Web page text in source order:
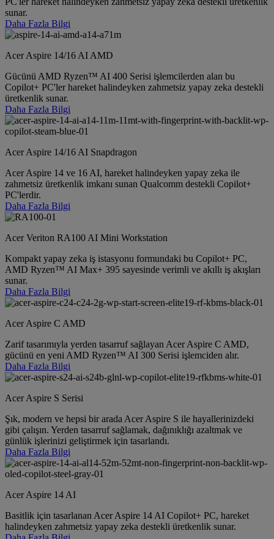
sunar.
Daha Fazla Bilgi
Acer Aspire 14/16 AI AMD
Gücünü AMD Ryzen™ AI 400 Serisi işlemcilerden alan bu
Copilot+ PC'ler hareket halindeyken zahmetsiz yapay zeka destekli
üretkenlik sunar.
Daha Fazla Bilgi
Acer Aspire 14/16 AI Snapdragon
Acer Aspire 14 ve 16 AI, hareket halindeyken yapay zeka ile
zahmetsiz üretkenlik imkanı sunan Qualcomm destekli Copilot+
PC'lerdir.
Daha Fazla Bilgi
Acer Veriton RA100 AI Mini Workstation
Kompakt yapay zeka iş istasyonu formundaki bu Copilot+ PC,
AMD Ryzen™ AI Max+ 395 sayesinde verimli ve akıllı iş akışları
sunar.
Daha Fazla Bilgi
Acer Aspire C AMD
Zarif tasarımıyla yerden tasarruf sağlayan Acer Aspire C AMD,
gücünü en yeni AMD Ryzen™ AI 300 Serisi işlemciden alır.
Daha Fazla Bilgi
Acer Aspire S Serisi
Şık, modern ve hepsi bir arada Acer Aspire S ile hayallerinizdeki
gibi çalışın. Yerden tasarruf sağlamak, dağınıklığı azaltmak ve
günlük işlerinizi geliştirmek için tasarlandı.
Daha Fazla Bilgi
Acer Aspire 14 AI
Basitlik için tasarlanan Acer Aspire 14 AI Copilot+ PC, hareket
halindeyken zahmetsiz yapay zeka destekli üretkenlik sunar.